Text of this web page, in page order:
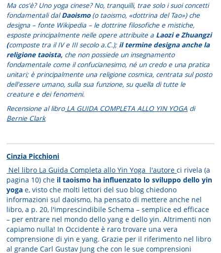
Ma cos'è? Uno yoga cinese? No, tranquilli, trae solo i suoi concetti
fondamentali dalDaoismo(o taoismo, «dottrina del Tao») che
designa – fonte Wikipedia – le dottrine filosofiche e mistiche,
esposte principalmente nelle opere attribuite a Laozi e Zhuangzi
(composte tra il IV e III secolo a.C.); il termine designa anche la
religione taoista, che non possiede un insegnamento
fondamentale come il confucianesimo, né un credo e una pratica
unitari; è principalmente una religione cosmica, centrata sul posto
dell'essere umano, sulla sua funzione, su quella di tutte le
creature e dei fenomeni.
Recensione al libroLA GUIDA COMPLETA ALLO YIN YOGA di
Bernie Clark
Cinzia Picchioni
Nel libro La Guida Completa allo Yin Yoga l'autoreci rivela (a
pagina 10) che il taoismo ha influenzato lo sviluppo dello yin
yogae, visto che molti lettori del suo blog chiedono
informazioni sul daoismo, ha pensato di mettere anche nel
libro, a p. 20, l'imprescindibile Schema – semplice ed efficace
– per entrare nel mondo dello yang e dello yin. Altrimenti non
capiamo nulla! In Occidente è raro trovare una vera
comprensione di yin e yang. Grazie per il riferimento nel libro
al grande Carl Gustav Jung che con le sue comprensioni